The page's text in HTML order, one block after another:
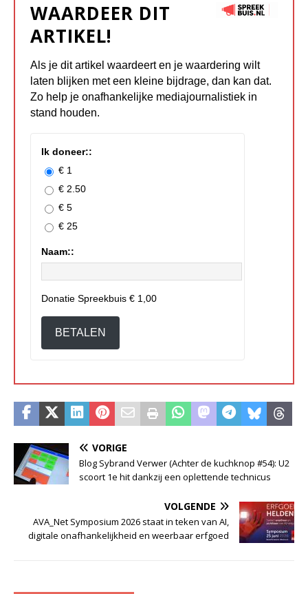
WAARDEER DIT
ARTIKEL!
Als je dit artikel waardeert en je waardering wilt
laten blijken met een kleine bijdrage, dan kan dat.
Zo help je onafhankelijke mediajournalistiek in
stand houden.
Ik doneer::
€ 1
€ 2.50
€ 5
€ 25
Naam::
Donatie Spreekbuis € 1,00
BETALEN
VORIGE
Blog Sybrand Verwer (Achter de kuchknop #54): U2
scoort 1e hit dankzij een oplettende technicus
VOLGENDE
AVA_Net Symposium 2026 staat in teken van AI,
digitale onafhankelijkheid en weerbaar erfgoed